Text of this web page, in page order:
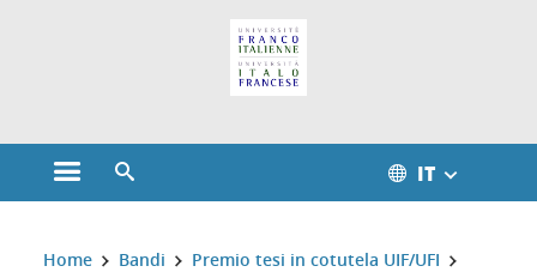
Aprire il menu principale IT
Sei qui:
Home Bandi
Premio tesi in cotutela UIF/UFI